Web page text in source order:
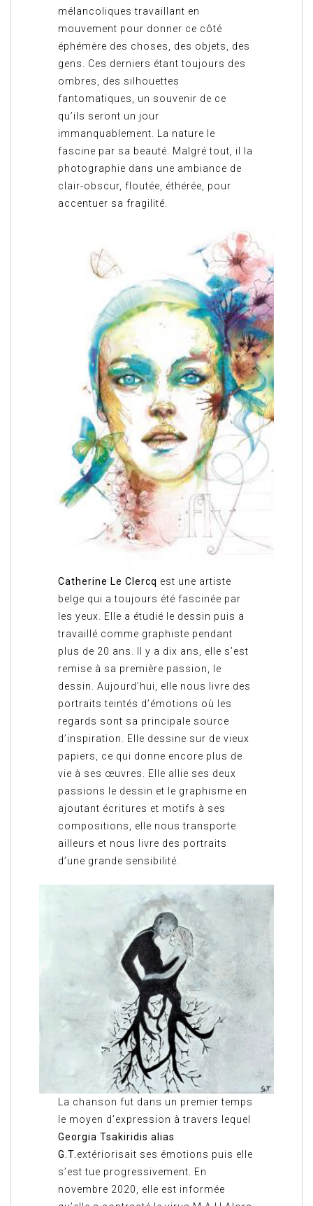
mélancoliques travaillant en
mouvement pour donner ce côté
éphémère des choses, des objets, des
gens. Ces derniers étant toujours des
ombres, des silhouettes
fantomatiques, un souvenir de ce
qu’ils seront un jour
immanquablement. La nature le
fascine par sa beauté. Malgré tout, il la
photographie dans une ambiance de
clair-obscur, floutée, éthérée, pour
accentuer sa fragilité.
Catherine Le Clercq est une artiste
belge qui a toujours été fascinée par
les yeux. Elle a étudié le dessin puis a
travaillé comme graphiste pendant
plus de 20 ans. Il y a dix ans, elle s’est
remise à sa première passion, le
dessin. Aujourd’hui, elle nous livre des
portraits teintés d’émotions où les
regards sont sa principale source
d’inspiration. Elle dessine sur de vieux
papiers, ce qui donne encore plus de
vie à ses œuvres. Elle allie ses deux
passions le dessin et le graphisme en
ajoutant écritures et motifs à ses
compositions, elle nous transporte
ailleurs et nous livre des portraits
d’une grande sensibilité.
La chanson fut dans un premier temps
le moyen d’expression à travers lequel
Georgia Tsakiridis alias
G.T. extériorisait ses émotions puis elle
s’est tue progressivement. En
novembre 2020, elle est informée